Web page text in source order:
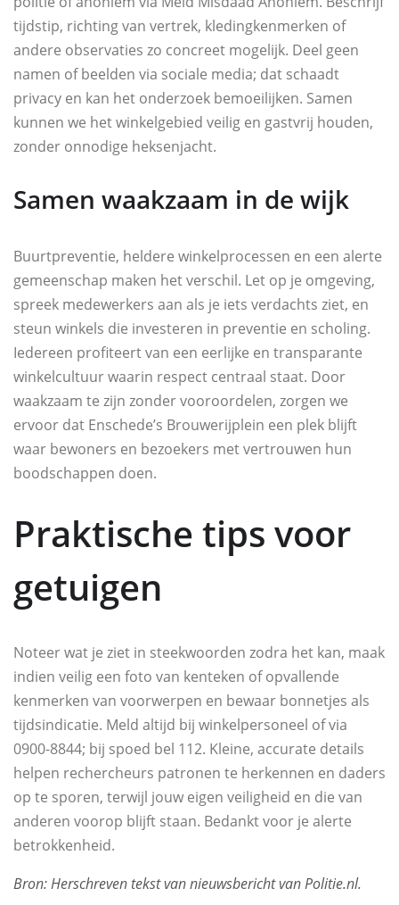
tijdstip, richting van vertrek, kledingkenmerken of
andere observaties zo concreet mogelijk. Deel geen
namen of beelden via sociale media; dat schaadt
privacy en kan het onderzoek bemoeilijken. Samen
kunnen we het winkelgebied veilig en gastvrij houden,
zonder onnodige heksenjacht.
Samen waakzaam in de wijk
Buurtpreventie, heldere winkelprocessen en een alerte
gemeenschap maken het verschil. Let op je omgeving,
spreek medewerkers aan als je iets verdachts ziet, en
steun winkels die investeren in preventie en scholing.
Iedereen profiteert van een eerlijke en transparante
winkelcultuur waarin respect centraal staat. Door
waakzaam te zijn zonder vooroordelen, zorgen we
ervoor dat Enschede’s Brouwerijplein een plek blijft
waar bewoners en bezoekers met vertrouwen hun
boodschappen doen.
Praktische tips voor
getuigen
Noteer wat je ziet in steekwoorden zodra het kan, maak
indien veilig een foto van kenteken of opvallende
kenmerken van voorwerpen en bewaar bonnetjes als
tijdsindicatie. Meld altijd bij winkelpersoneel of via
0900-8844; bij spoed bel 112. Kleine, accurate details
helpen rechercheurs patronen te herkennen en daders
op te sporen, terwijl jouw eigen veiligheid en die van
anderen voorop blijft staan. Bedankt voor je alerte
betrokkenheid.